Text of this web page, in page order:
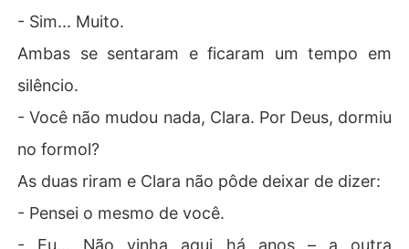
- Sim... Muito.
Ambas se sentaram e ficaram um tempo em
silêncio.
- Você não mudou nada, Clara. Por Deus, dormiu
no formol?
As duas riram e Clara não pôde deixar de dizer:
- Pensei o mesmo de você.
- Eu... Não vinha aqui há anos – a outra